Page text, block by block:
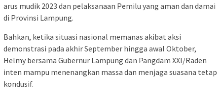
arus mudik 2023 dan pelaksanaan Pemilu yang aman dan damai
di Provinsi Lampung.
Bahkan, ketika situasi nasional memanas akibat aksi
demonstrasi pada akhir September hingga awal Oktober,
Helmy bersama Gubernur Lampung dan Pangdam XXI/Raden
inten mampu menenangkan massa dan menjaga suasana tetap
kondusif.